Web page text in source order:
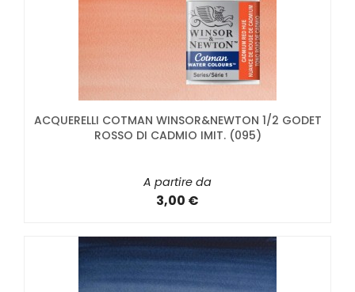
ACQUERELLI COTMAN WINSOR&NEWTON 1/2 GODET
ROSSO DI CADMIO IMIT. (095)
A partire da
3,00 €